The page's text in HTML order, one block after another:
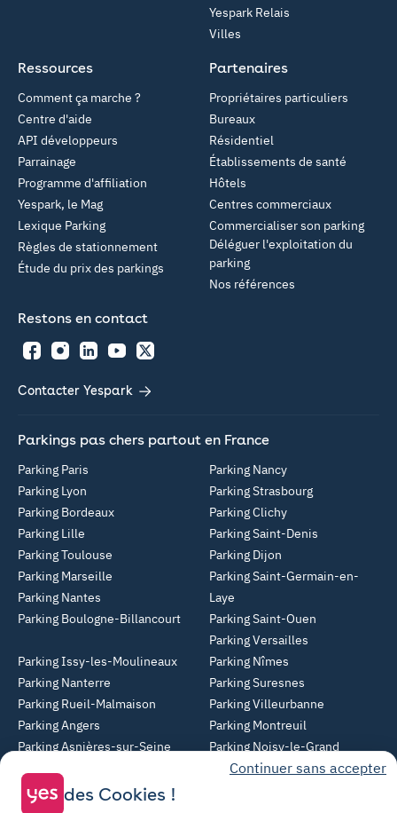
Yespark Relais
Villes
Partenaires
Propriétaires particuliers
Bureaux
Résidentiel
Établissements de santé
Hôtels
Centres commerciaux
Commercialiser son parking
Déléguer l'exploitation du
parking
Nos références
Ressources
Comment ça marche ?
Centre d'aide
API développeurs
Parrainage
Programme d'affiliation
Yespark, le Mag
Lexique Parking
Règles de stationnement
Étude du prix des parkings
Restons en contact
FacebookInstagramLinkedInYouTubeTwitter
Contacter Yespark
Parkings pas chers partout en France
Parking Paris
Parking Lyon
Parking Bordeaux
Parking Lille
Parking Toulouse
Parking Marseille
Parking Nantes
Parking Boulogne-Billancourt
Parking Nancy
Parking Strasbourg
Parking Clichy
Parking Saint-Denis
Parking Dijon
Parking Saint-Germain-en-
Laye
Parking Saint-Ouen
Parking Versailles
Parking Issy-les-Moulineaux
Parking Nanterre
Parking Rueil-Malmaison
Parking Angers
Parking Asnières-sur-Seine
Parking Courbevoie
Parking Nîmes
Parking Suresnes
Parking Villeurbanne
Parking Montreuil
Parking Noisy-le-Grand
Parking Clermont-Ferrand
Continuer sans accepter
des Cookies !